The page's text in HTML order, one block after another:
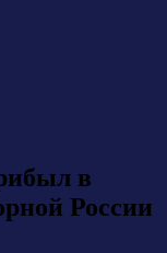
в
России